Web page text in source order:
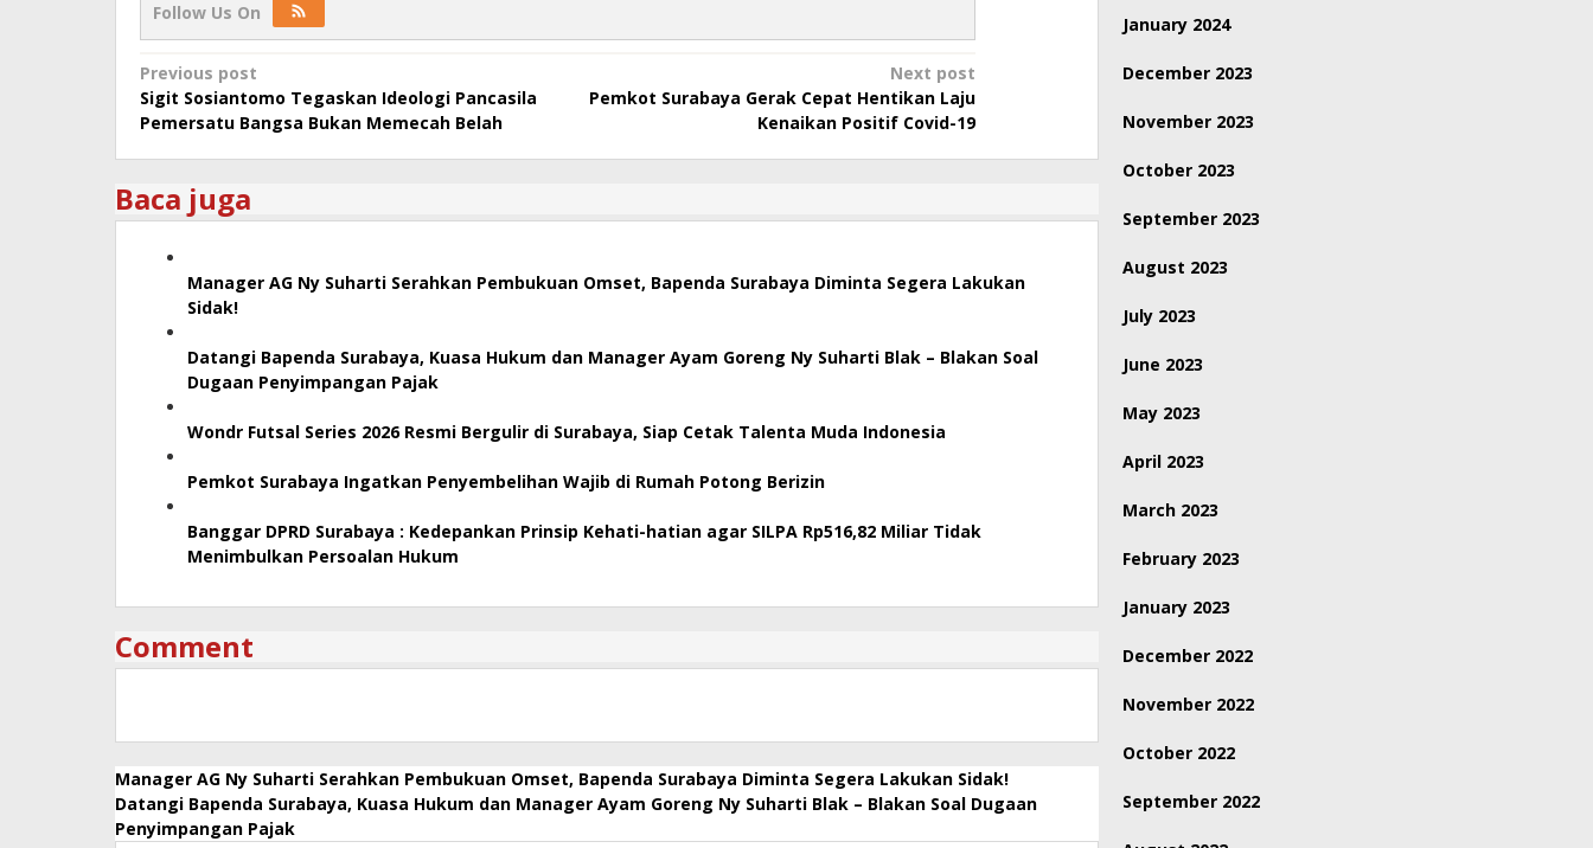
Follow Us On
Post
navigation
Previous post
Sigit Sosiantomo Tegaskan Ideologi Pancasila
Pemersatu Bangsa Bukan Memecah Belah
Next post
Pemkot Surabaya Gerak Cepat Hentikan Laju
Kenaikan Positif Covid-19
Baca juga
Manager AG Ny Suharti Serahkan Pembukuan Omset, Bapenda Surabaya Diminta Segera Lakukan
Sidak!
Datangi Bapenda Surabaya, Kuasa Hukum dan Manager Ayam Goreng Ny Suharti Blak – Blakan Soal
Dugaan Penyimpangan Pajak
Wondr Futsal Series 2026 Resmi Bergulir di Surabaya, Siap Cetak Talenta Muda Indonesia
Pemkot Surabaya Ingatkan Penyembelihan Wajib di Rumah Potong Berizin
Banggar DPRD Surabaya : Kedepankan Prinsip Kehati-hatian agar SILPA Rp516,82 Miliar Tidak
Menimbulkan Persoalan Hukum
Comment
Manager AG Ny Suharti Serahkan Pembukuan Omset, Bapenda Surabaya Diminta Segera Lakukan Sidak!
Datangi Bapenda Surabaya, Kuasa Hukum dan Manager Ayam Goreng Ny Suharti Blak – Blakan Soal Dugaan
Penyimpangan Pajak
January 2024
December 2023
November 2023
October 2023
September 2023
August 2023
July 2023
June 2023
May 2023
April 2023
March 2023
February 2023
January 2023
December 2022
November 2022
October 2022
September 2022